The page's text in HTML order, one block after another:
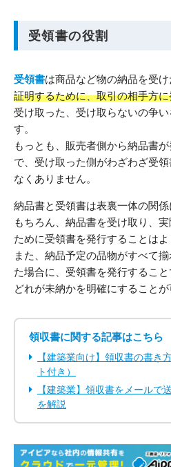
受領書の役割
受領書は商品など物の納品を受け
証明するために、取引の相手方
受け取った、受け取らないの争
す。
もっとも、販売者側から納品書
で、受け取った側がわざわざ受
なくありません。
納品書と受領書は表裏一体の関係
もちろん、納品書を受け取り、
ために受領書を発行することはよ
また、納品予定の品物がすべて
た場合に、受領書を発行すること
どれが未納かを明確にすることが
領収書に関する記事はこちら
【建築業向け】領収書の書き
ト付き）
【建築業】領収書をメールで
を解説